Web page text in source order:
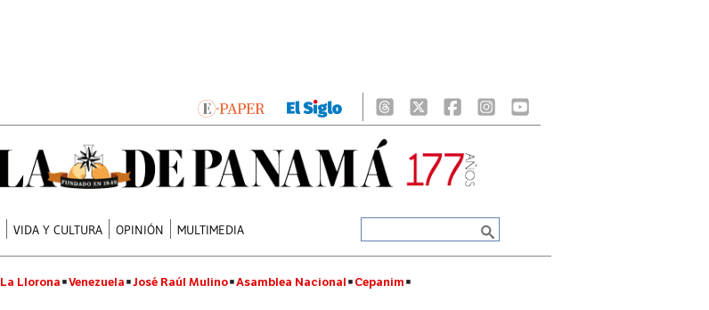
VIDA Y CULTURA OPINIÓN MULTIMEDIA
La Llorona Venezuela José Raúl Mulino Asamblea Nacional Cepanim